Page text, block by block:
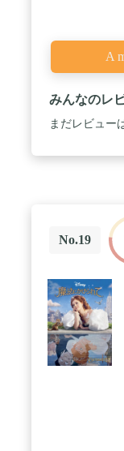
みんなのレ
まだレビュー
No.19